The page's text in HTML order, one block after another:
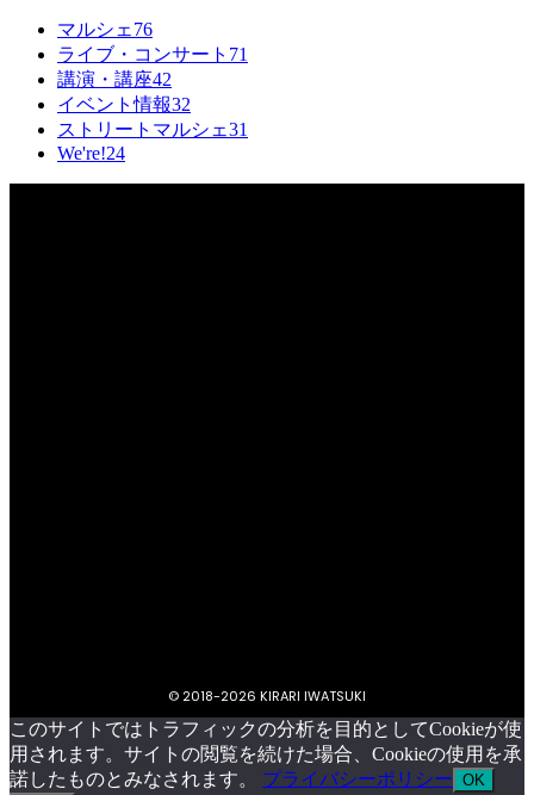
マルシェ 76
ライブ・コンサート 71
講演・講座42
イベント情報32
ストリートマルシェ31
We're!24
© 2018-2026 KIRARI IWATSUKI
このサイトではトラフィックの分析を目的としてCookieが使
用されます。サイトの閲覧を続けた場合、Cookieの使用を承
諾したものとみなされます。 プライバシーポリシー OK